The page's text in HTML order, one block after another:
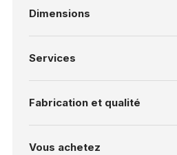
Dimensions
Services
Fabrication et qualité
Vous achetez